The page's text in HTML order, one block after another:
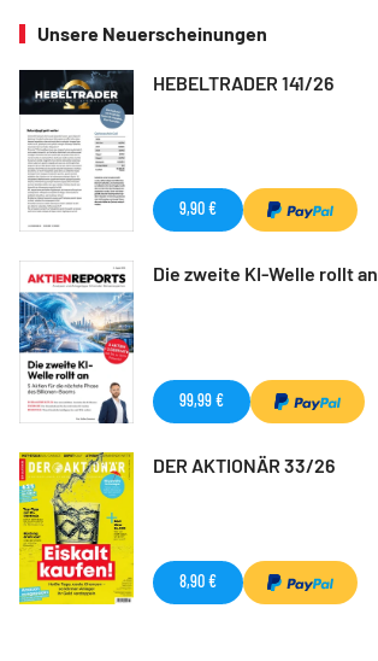
Unsere Neuerscheinungen
HEBELTRADER 141/26
9,90 €
Die zweite KI-Welle rollt an
99,99 €
DER AKTIONÄR 33/26
8,90 €